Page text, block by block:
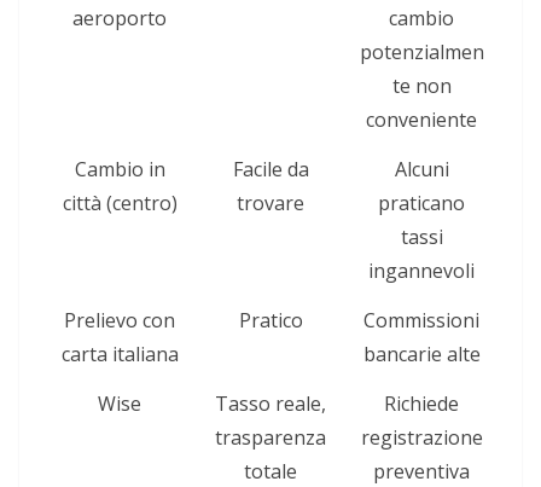
aeroporto
cambio
potenzialmen
te non
conveniente
Cambio in
città (centro)
Facile da
trovare
Alcuni
praticano
tassi
ingannevoli
Prelievo con
carta italiana
Pratico
Commissioni
bancarie alte
Wise
Tasso reale,
trasparenza
totale
Richiede
registrazione
preventiva